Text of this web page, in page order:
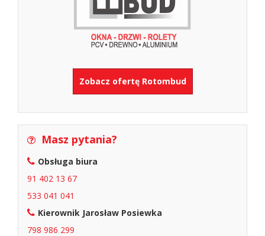
Zobacz ofertę Rotombud
Masz pytania?
Obsługa biura
91 402 13 67
533 041 041
Kierownik Jarosław Posiewka
798 986 299